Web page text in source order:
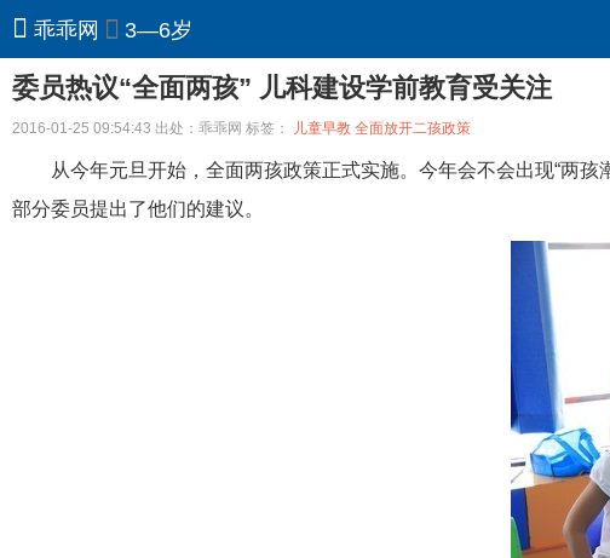
乖乖网 3—6岁
委员热议“全面两孩” 儿科建设学前教育受关注
2016-01-25 09:54:43 出处：乖乖网 标签： 儿童早教 全面放开二孩政策
从今年元旦开始，全面两孩政策正式实施。今年会不会出现“两
部分委员提出了他们的建议。